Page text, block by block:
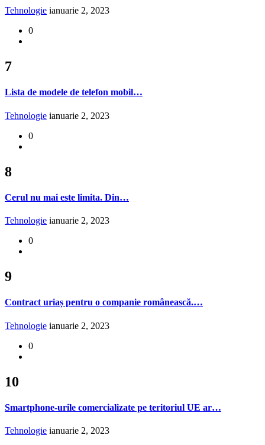
Tehnologie ianuarie 2, 2023
0
7
Lista de modele de telefon mobil…
Tehnologie ianuarie 2, 2023
0
8
Cerul nu mai este limita. Din…
Tehnologie ianuarie 2, 2023
0
9
Contract uriaș pentru o companie românească.…
Tehnologie ianuarie 2, 2023
0
10
Smartphone-urile comercializate pe teritoriul UE ar…
Tehnologie ianuarie 2, 2023